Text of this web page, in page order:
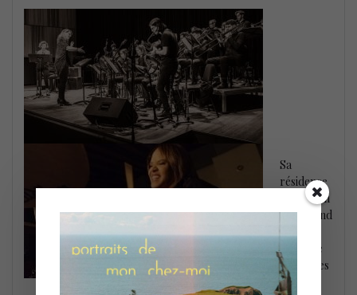
Sa
résidence
à Schulich
comprend
cours de
maître les
12 et 13